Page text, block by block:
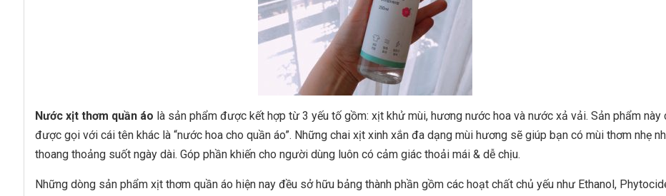
Nước xịt thơm quần áo là sản phẩm được kết hợp từ 3 yếu tố gồm: xịt khử mùi, hương nước hoa và nước xả vải. Sản phẩm này
được gọi với cái tên khác là “nước hoa cho quần áo”. Những chai xịt xinh xắn đa dạng mùi hương sẽ giúp bạn có mùi thơm nhẹ
thoang thoảng suốt ngày dài. Góp phần khiến cho người dùng luôn có cảm giác thoải mái & dễ chịu.
Những dòng sản phẩm xịt thơm quần áo hiện nay đều sở hữu bảng thành phần gồm các hoạt chất chủ yếu như Ethanol,